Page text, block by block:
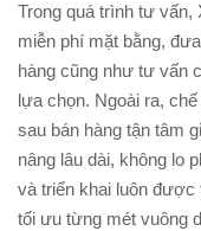
Trong quá trình tư
miễn phí mặt bằng,
hàng cũng như tư vấn
lựa chọn. Ngoài ra,
sau bán hàng tận tâm
nâng lâu dài, không lo
và triển khai luôn được
tối ưu từng mét vuông